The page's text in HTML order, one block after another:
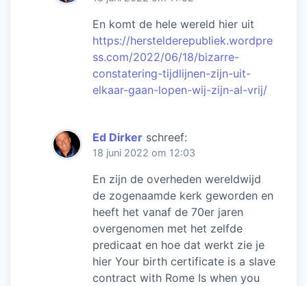
En komt de hele wereld hier uit
https://herstelderepubliek.wordpre
ss.com/2022/06/18/bizarre-
constatering-tijdlijnen-zijn-uit-
elkaar-gaan-lopen-wij-zijn-al-vrij/
Ed Dirker schreef:
18 juni 2022 om 12:03
En zijn de overheden wereldwijd
de zogenaamde kerk geworden en
heeft het vanaf de 70er jaren
overgenomen met het zelfde
predicaat en hoe dat werkt zie je
hier Your birth certificate is a slave
contract with Rome Is when you